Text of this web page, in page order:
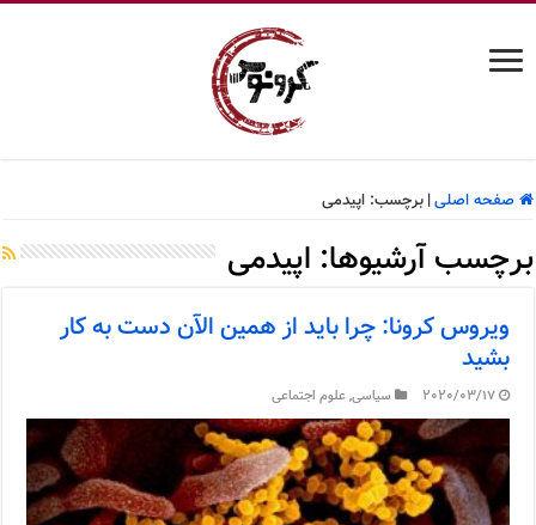
صفحه اصلی| برچسب:اپیدمی
برچسب آرشیوها: اپیدمی
ویروس کرونا: چرا باید از همین الآن دست به کار
بشید
2020/03/17 سیاسی,علوم اجتماعی